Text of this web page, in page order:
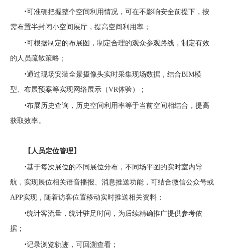
·可准确把握整个空间利用情况，可在不影响安全前提下，按
需布置半封闭小空间展厅，提高空间利用率；
·可根据制定的布展图，制定合理的观众参观路线，制定有效
的人员疏散策略；
·通过现场安装全景摄像头实时采集现场数据，结合BIM模
型、布展预案等实现网络展示（VR体验）；
·布展历史查询，历史空间利用率等于当前空间相结合，提高
获取效率。
【人员定位管理】
·基于每次展位的不同展位分布，不同场平图的实时室内导
航 ， 实现展位相关语音播报、消息推送功能，可结合微信公众号或
APP实现，随着访客位置移动实时推送相关资料；
·统计客流量，统计驻足时间，为后续精确推广提供参考依
据；
·记录浏览轨迹，可回溯查看；